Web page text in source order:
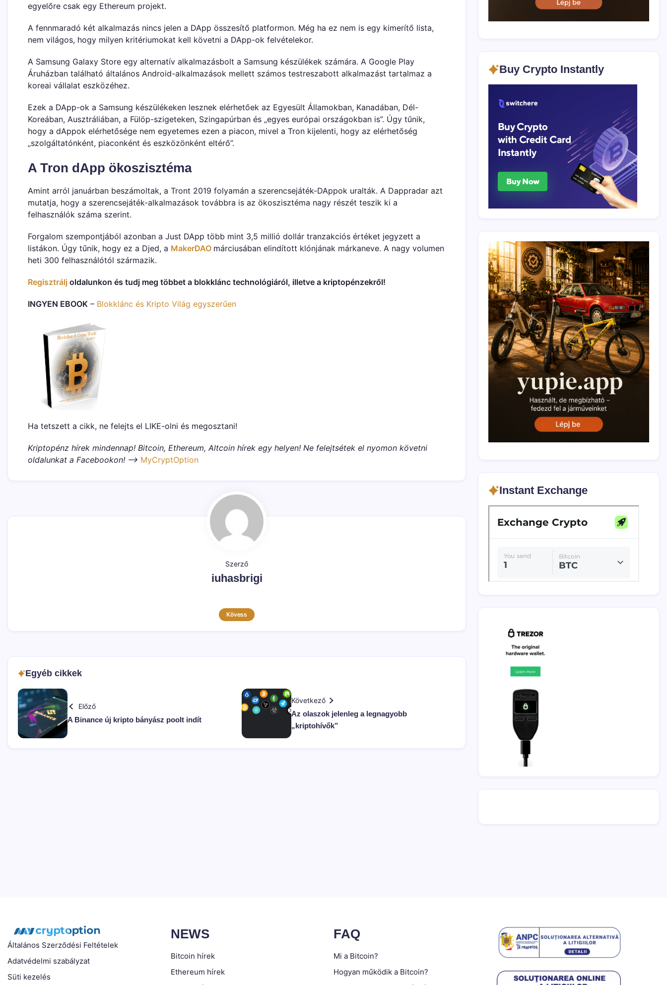
egyelőre csak egy Ethereum projekt.
A fennmaradó két alkalmazás nincs jelen a DApp összesítő platformon. Még ha ez nem is egy kimerítő lista,
nem világos, hogy milyen kritériumokat kell követni a DApp-ok felvételekor.
A Samsung Galaxy Store egy alternatív alkalmazásbolt a Samsung készülékek számára. A Google Play
Áruházban található általános Android-alkalmazások mellett számos testreszabott alkalmazást tartalmaz a
koreai vállalat eszközéhez.
Ezek a DApp-ok a Samsung készülékeken lesznek elérhetőek az Egyesült Államokban, Kanadában, Dél-
Koreában, Ausztráliában, a Fülöp-szigeteken, Szingapúrban és „egyes európai országokban is”. Úgy tűnik,
hogy a dAppok elérhetősége nem egyetemes ezen a piacon, mivel a Tron kijelenti, hogy az elérhetőség
„szolgáltatónként, piaconként és eszközönként eltérő”.
A Tron dApp ökoszisztéma
Amint arról januárban beszámoltak, a Tront 2019 folyamán a szerencsejáték-DAppok uralták. A Dappradar azt
mutatja, hogy a szerencsejáték-alkalmazások továbbra is az ökoszisztéma nagy részét teszik ki a
felhasználók száma szerint.
Forgalom szempontjából azonban a Just DApp több mint 3,5 millió dollár tranzakciós értéket jegyzett a
listákon. Úgy tűnik, hogy ez a Djed, a MakerDAO márciusában elindított klónjának márkaneve. A nagy volumen
heti 300 felhasználótól származik.
Regisztrálj oldalunkon és tudj meg többet a blokklánc technológiáról, illetve a kriptopénzekről!
INGYEN EBOOK – Blokklánc és Kripto Világ egyszerűen
Ha tetszett a cikk, ne felejts el LIKE-olni és megosztani!
Kriptopénz hírek mindennap! Bitcoin, Ethereum, Altcoin hírek egy helyen! Ne felejtsétek el nyomon követni
oldalunkat a Facebookon! –> MyCryptOption
Szerző
iuhasbrigi
Kövess
Egyéb cikkek
Előző
A Binance új kripto bányász poolt indít
Következő
Az olaszok jelenleg a legnagyobb
„kriptohívők”
Buy Crypto Instantly
Instant Exchange
Általános Szerződési Feltételek
Adatvédelmi szabályzat
Süti kezelés
NEWS
Bitcoin hírek
Ethereum hírek
FAQ
Mi a Bitcoin?
Hogyan működik a Bitcoin?